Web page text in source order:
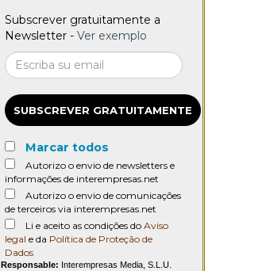
Subscrever gratuitamente a
Newsletter - Ver exemplo
SUBSCREVER GRATUITAMENTE
Marcar todos
Autorizo o envio de newsletters e
informações de interempresas.net
Autorizo o envio de comunicações
de terceiros via interempresas.net
Li e aceito as condições do Aviso
legal e da Política de Proteção de
Dados
Responsable: Interempresas Media, S.L.U.